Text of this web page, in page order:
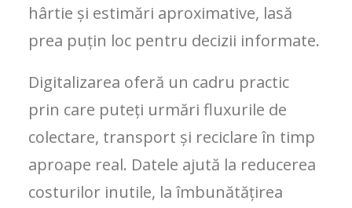
hârtie și estimări aproximative, lasă
prea puțin loc pentru decizii informate.
Digitalizarea oferă un cadru practic
prin care puteți urmări fluxurile de
colectare, transport și reciclare în timp
aproape real. Datele ajută la reducerea
costurilor inutile, la îmbunătățirea